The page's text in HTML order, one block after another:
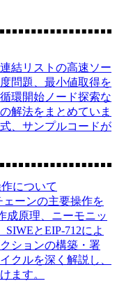
結リストの高速ソー
問題、最小値取得を
環開始ノード探索な
解法をまとめていま
、サンプルコードが
について
ェーンの主要操作を
成原理、ニーモニッ
とEIP-712によ
ションの構築・署
クルを深く解説し、
ます。